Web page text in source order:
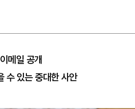
메일 공개
수 있는 중대한 사안